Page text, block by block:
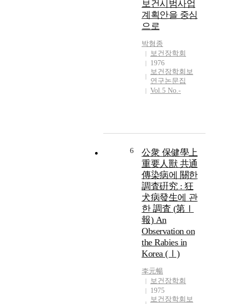
보건시범사업
계획안을 중심
으로
박형종
보건장학회
1976
보건장학회보
연구논문집
Vol.5 No.-
6
公衆 保健學上
重要人獸 共通
傳染病에 關한
調査硏究 : 狂
犬病發生에 관
한 調査 (第Ⅰ
報) An
Observation on
the Rabies in
Korea (Ⅰ)
李元暢
보건장학회
1975
보건장학회보